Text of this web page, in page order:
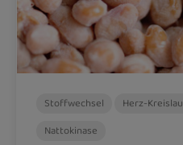
Stoffwechsel Herz-
Nattokinase